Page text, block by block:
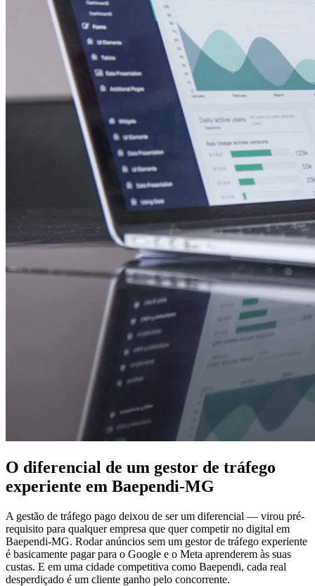
O diferencial de um gestor de tráfego
experiente em Baependi-MG
A gestão de tráfego pago deixou de ser um diferencial — virou pré-
requisito para qualquer empresa que quer competir no digital em
Baependi-MG. Rodar anúncios sem um gestor de tráfego experiente
é basicamente pagar para o Google e o Meta aprenderem às suas
custas. E em uma cidade competitiva como Baependi, cada real
desperdiçado é um cliente ganho pelo concorrente.